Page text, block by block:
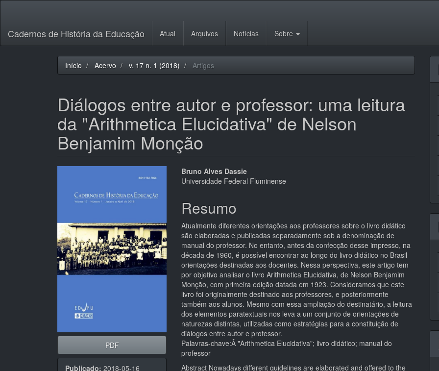
principal
Barra
Cadernos de História da Educação Atual Arquivos Notícias Sobre
Início Acervo v. 17 n. 1 (2018) Artigos
Diálogos entre autor e professor: uma leitura
da "Arithmetica Elucidativa" de Nelson
Benjamim Monção
lateral
artigos
PDF
Publicado: 2018-05-16
Conteúdo
do
artigo
principal
Bruno Alves Dassie
Universidade Federal Fluminense
Resumo
Atualmente diferentes orientações aos professores sobre o livro didático
são elaboradas e publicadas separadamente sob a denominação de
manual do professor. No entanto, antes da confecção desse impresso, na
década de 1960, é possível encontrar ao longo do livro didático no Brasil
orientações destinadas aos docentes. Nessa perspectiva, este artigo tem
por objetivo analisar o livro Arithmetica Elucidativa, de Nelson Benjamim
Monção, com primeira edição datada em 1923. Consideramos que este
livro foi originalmente destinado aos professores, e posteriormente
também aos alunos. Mesmo com essa ampliação do destinatário, a leitura
dos elementos paratextuais nos leva a um conjunto de orientações de
naturezas distintas, utilizadas como estratégias para a constituição de
diálogos entre autor e professor.
Palavras-chave:Â "Arithmetica Elucidativa"; livro didático; manual do
professor
Abstract Nowadays different guidelines are elaborated and offered to the